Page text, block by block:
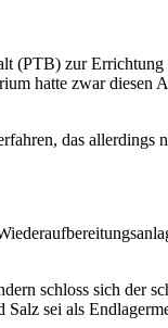
(PTB) zur
hatte zwar diesen
das
schloss sich der
sei als